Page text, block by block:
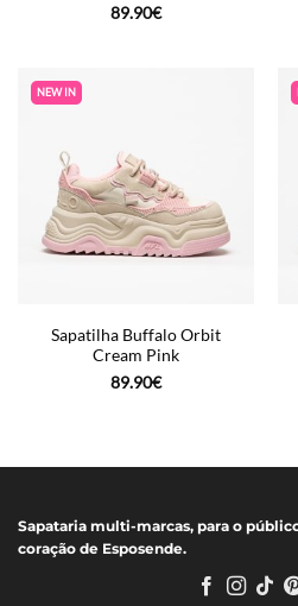
89.90€
NEW IN
Sapatilha Buffalo Orbit
Cream Pink
89.90€
Sapataria multi-marcas, para o
coração de Esposende.